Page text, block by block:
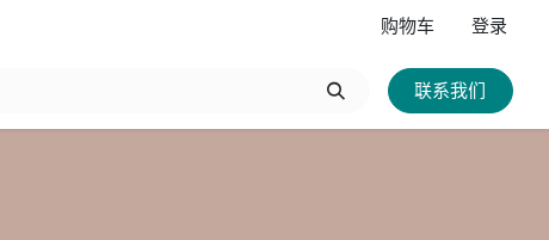
购物车 登录
联系我们